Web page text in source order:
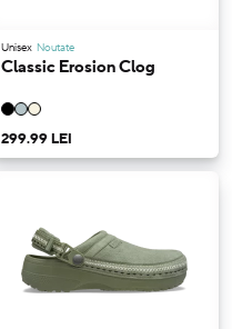
Unisex Noutate
Classic Erosion Clog
299.99 LEI